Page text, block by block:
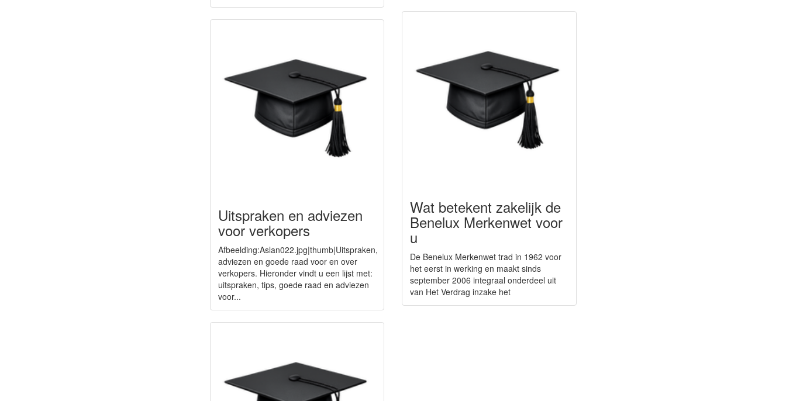
Uitspraken en adviezen
voor verkopers
Afbeelding:Aslan022.jpg|thumb|Uitspraken,
adviezen en goede raad voor en over
verkopers. Hieronder vindt u een lijst met:
uitspraken, tips, goede raad en adviezen
voor...
Wat betekent zakelijk de
Benelux Merkenwet voor
u
De Benelux Merkenwet trad in 1962 voor
het eerst in werking en maakt sinds
september 2006 integraal onderdeel uit
van Het Verdrag inzake het